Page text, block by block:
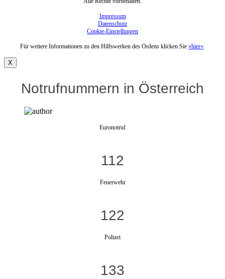
Impressum
Datenschutz
Cookie-Einstellungen
Für weitere Informationen zu den Hilfswerken des Ordens klicken Sie »hier«.
X
Notrufnummern in Österreich
Euronotruf
112
Feuerwehr
122
Polizei
133